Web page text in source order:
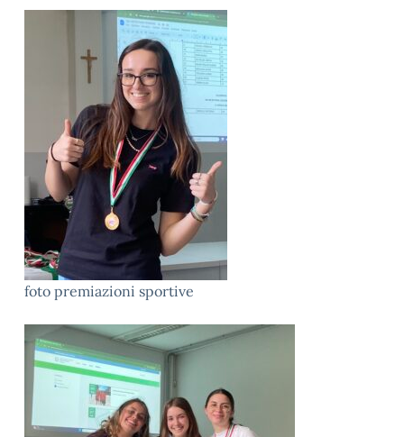
foto premiazioni sportive